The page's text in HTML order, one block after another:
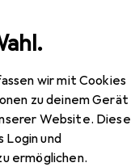
wir mit Cookies
zu deinem Gerät
Website. Diese
Login und
ermöglichen.
Line
Fame-Line